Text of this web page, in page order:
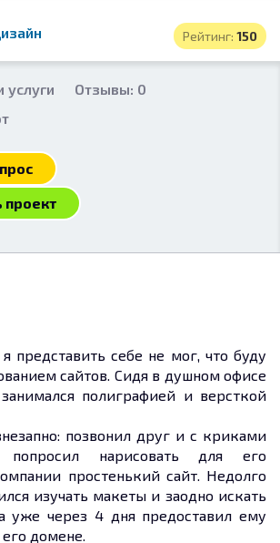
Рейтинг: 150
услуги
Отзывы: 0
представить себе не мог, что буду
сайтов. Сидя в душном офисе
полиграфией и версткой
позвонил друг и с криками
попросил нарисовать для его
простенький сайт. Недолго
изучать макеты и заодно искать
уже через 4 дня предоставил ему
домене.